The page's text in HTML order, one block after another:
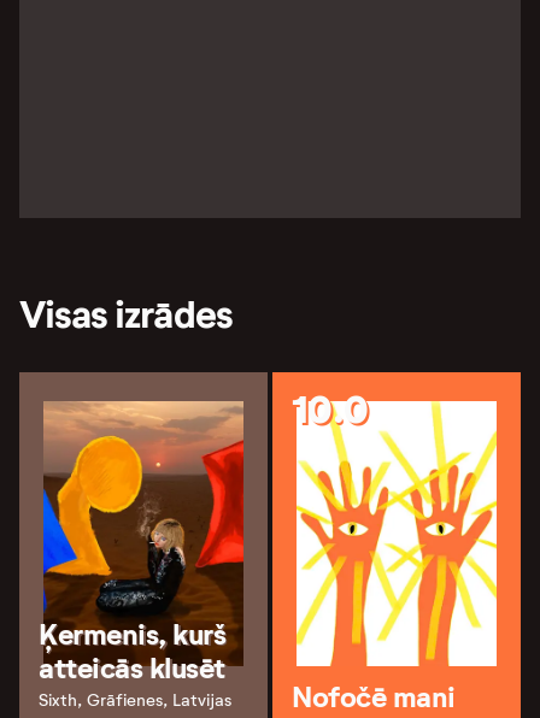
Visas izrādes
Ķermenis, kurš
atteicās klusēt
Sixth, Grāfienes, Latvijas
10.0
Nofočē mani